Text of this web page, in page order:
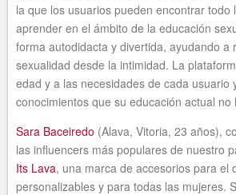
la que los usuarios pueden encontrar todo
aprender en el ámbito de la educación
forma autodidacta y divertida, ayudando a
sexualidad desde la intimidad. La
edad y a las necesidades de cada usuario
conocimientos que su educación actual no
Sara Baceiredo (Alava, Vitoria, 23 años),
las influencers más populares de nuestro
Its Lava, una marca de accesorios para el
personalizables y para todas las mujeres.